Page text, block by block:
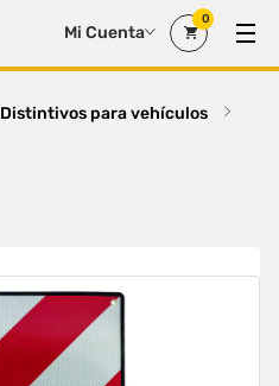
Mi Cuenta
0
Distintivos para vehículos